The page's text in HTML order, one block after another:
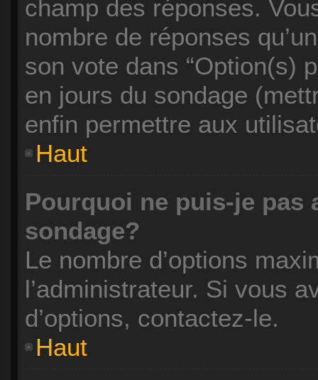
champ des réponses.
nombre de réponses
son vote dans “Option(s)
en jours du sondage
enfin permettre aux
Haut
Pourquoi ne puis-je pas
sondage?
Le nombre d’options
l’administrateur. Si vous
d’options, contactez-le.
Haut